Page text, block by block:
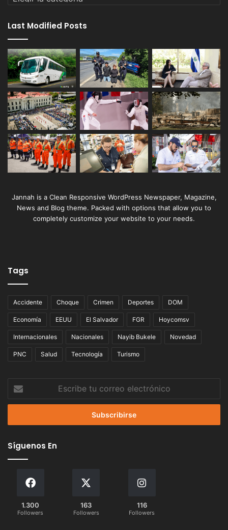
Last Modified Posts
Jannah is a Clean Responsive WordPress Newspaper, Magazine,
News and Blog theme. Packed with options that allow you to
completely customize your website to your needs.
Tags
Accidente Choque Crimen Deportes DOM
Economía EEUU El Salvador FGR Hoycomsv
Internacionales Nacionales Nayib Bukele Novedad
PNC Salud Tecnología Turismo
tu
correo
Síguenos En
1.300
Followers
163
Followers
116
Followers